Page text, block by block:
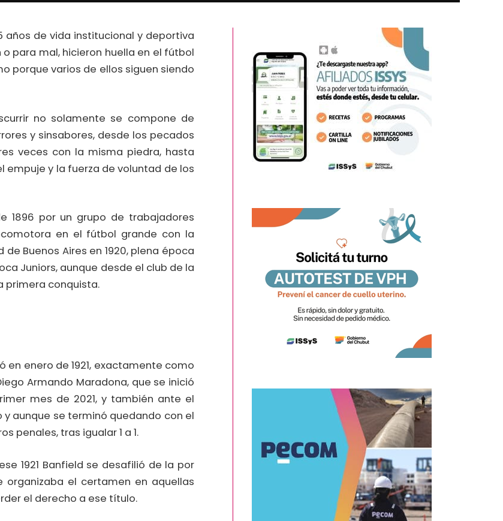
años de vida institucional y deportiva
para mal, hicieron huella en el fútbol
porque varios de ellos siguen siendo
no solamente se compone de
y sinsabores, desde los pecados
veces con la misma piedra, hasta
empuje y la fuerza de voluntad de los
1896 por un grupo de trabajadores
en el fútbol grande con la
Buenos Aires en 1920, plena época
Juniors, aunque desde el club de la
primera conquista.
en enero de 1921, exactamente como
Armando Maradona, que se inició
mes de 2021, y también ante el
y aunque se terminó quedando con el
penales, tras igualar 1 a 1.
1921 Banfield se desafilió de la por
organizaba el certamen en aquellas
el derecho a ese título.